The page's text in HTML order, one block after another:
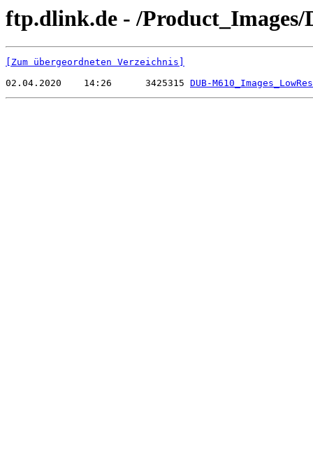
ftp.dlink.de - /Product_Images/
[Zum übergeordneten Verzeichnis]
02.04.2020    14:26      3425315 DUB-